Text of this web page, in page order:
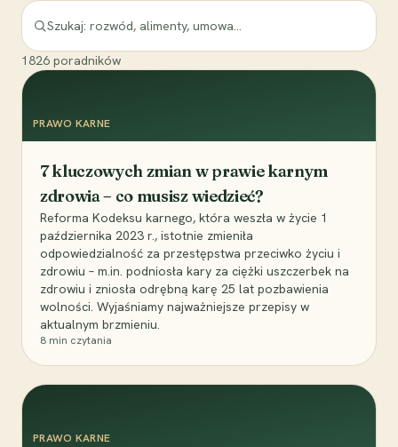
1826 poradników
PRAWO KARNE
7 kluczowych zmian w prawie karnym
zdrowia – co musisz wiedzieć?
Reforma Kodeksu karnego, która weszła w życie 1
października 2023 r., istotnie zmieniła
odpowiedzialność za przestępstwa przeciwko życiu i
zdrowiu – m.in. podniosła kary za ciężki uszczerbek na
zdrowiu i zniosła odrębną karę 25 lat pozbawienia
wolności. Wyjaśniamy najważniejsze przepisy w
aktualnym brzmieniu.
8 min czytania
PRAWO KARNE